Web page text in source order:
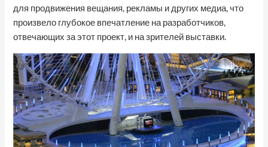
для продвижения вещания, рекламы и других медиа, что
произвело глубокое впечатление на разработчиков,
отвечающих за этот проект, и на зрителей выставки.